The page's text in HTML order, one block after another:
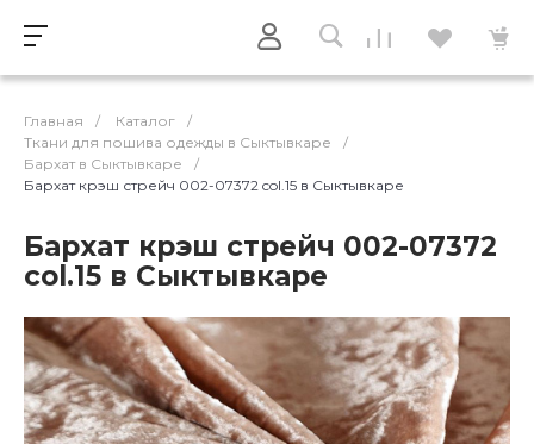
Главная / Каталог
/
Ткани для пошива одежды в Сыктывкаре
/
Бархат в Сыктывкаре
/
Бархат крэш стрейч 002-07372 col.15 в Сыктывкаре
Бархат крэш стрейч 002-07372
col.15 в Сыктывкаре